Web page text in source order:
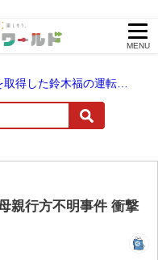
MENU
エモすぎる…亀梨和也、免許を取得した鈴木福の運転でドライブ！
親行方不明事件 衝撃